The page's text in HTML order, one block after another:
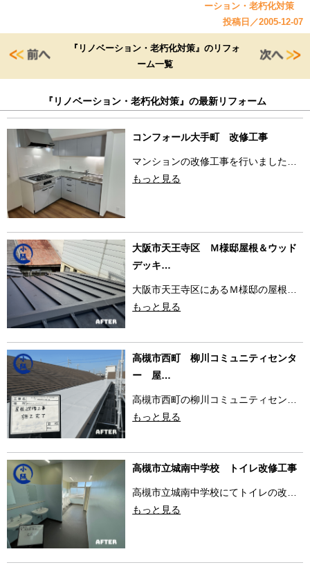
ーション・老朽化対策
投稿日／2005-12-07
『リノベーション・老朽化対策』のリフォ
ーム一覧
『リノベーション・老朽化対策』の最新リフォーム
コンフォール大手町 改修工事
マンションの改修工事を行いました…
もっと見る
大阪市天王寺区 Ｍ様邸屋根＆ウッド
デッキ…
大阪市天王寺区にあるＭ様邸の屋根…
もっと見る
高槻市西町 柳川コミュニティセンタ
ー 屋…
高槻市西町の柳川コミュニティセン…
もっと見る
高槻市立城南中学校 トイレ改修工事
高槻市立城南中学校にてトイレの改…
もっと見る